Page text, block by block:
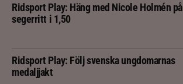
Ridsport Play: Häng med Nicole Holmén på
segerritt i 1,50
Ridsport Play: Följ svenska ungdomarnas
medaljjakt